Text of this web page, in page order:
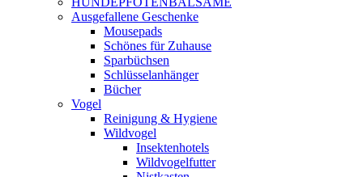
Ausgefallene Geschenke
Mousepads
Schönes für Zuhause
Sparbüchsen
Schlüsselanhänger
Bücher
Vogel
Reinigung & Hygiene
Wildvogel
Insektenhotels
Wildvogelfutter